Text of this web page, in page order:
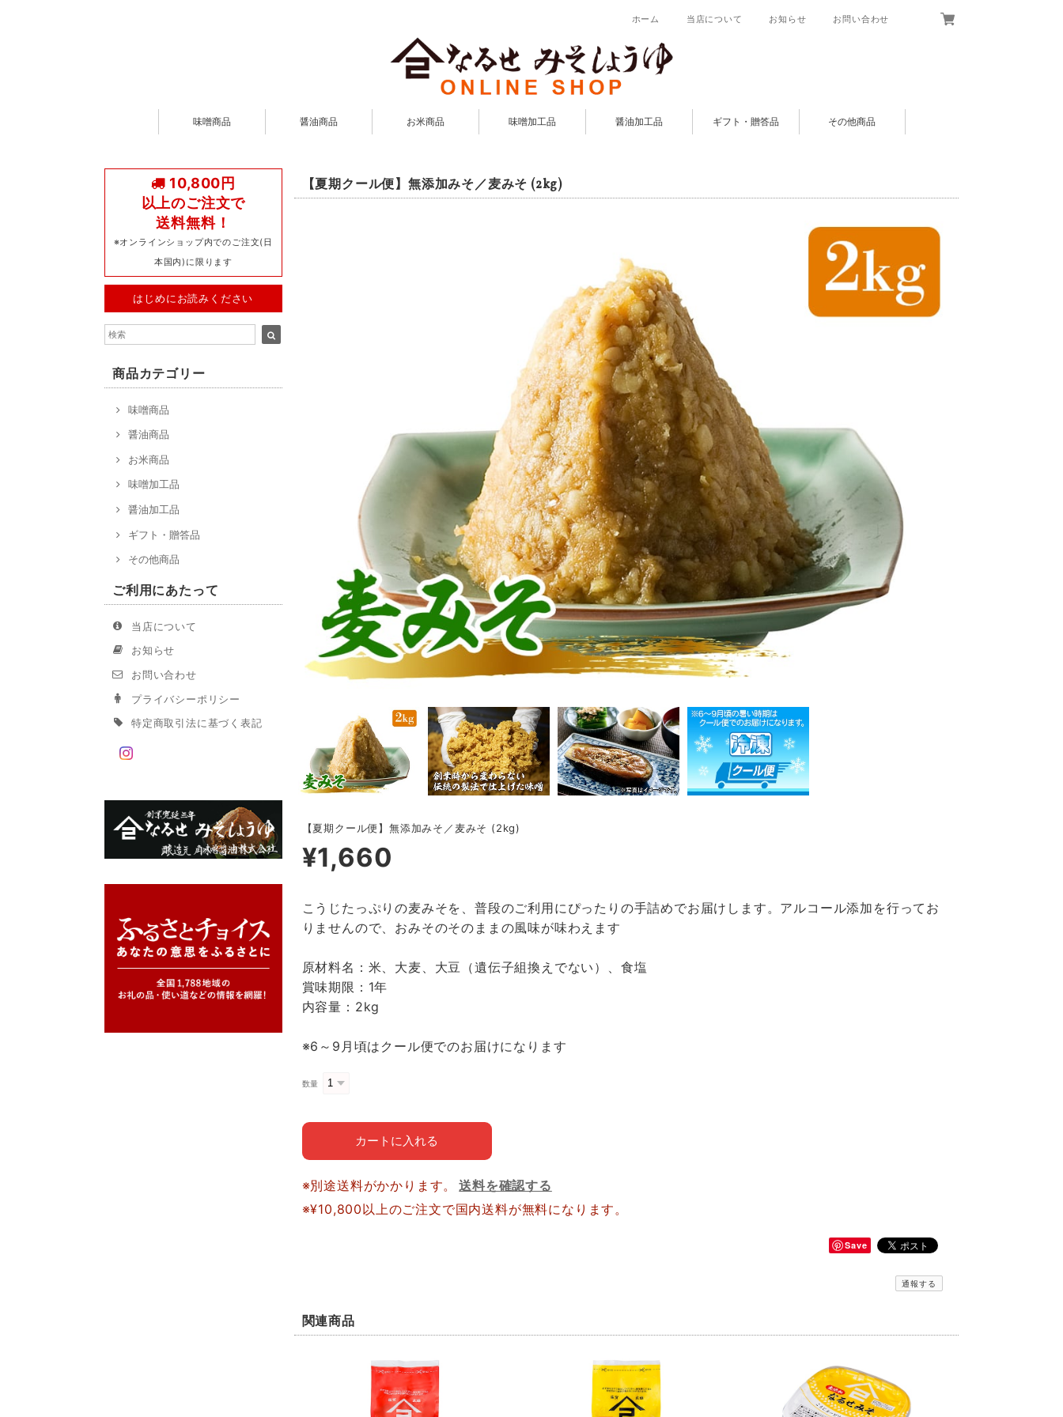
ホーム 当店について お知らせ お問い合わせ
味噌商品 醤油商品 お米商品 味噌加工品 醤油加工品 ギフト・贈答品 その他商品
10,800円
以上のご注文で
送料無料！
※オンラインショップ内でのご注文(日
本国内)に限ります
はじめにお読みください
商品カテゴリー
味噌商品
醤油商品
お米商品
味噌加工品
醤油加工品
ギフト・贈答品
その他商品
ご利用にあたって
当店について
お知らせ
お問い合わせ
プライバシーポリシー
特定商取引法に基づく表記
【夏期クール便】無添加みそ／麦みそ (2kg)
【夏期クール便】無添加みそ／麦みそ (2kg)
¥1,660
こうじたっぷりの麦みそを、普段のご利用にぴったりの手詰めでお届けします。アルコール添加を行ってお
りませんので、おみそのそのままの風味が味わえます
原材料名：米、大麦、大豆（遺伝子組換えでない）、食塩
賞味期限：1年
内容量：2kg
※6～9月頃はクール便でのお届けになります
数量
カートに入れる
※別途送料がかかります。
送料を確認する
※¥10,800以上のご注文で国内送料が無料になります。
Save
通報する
関連商品